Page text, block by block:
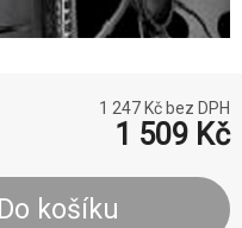
1 247 Kč bez DPH
1 509 Kč
Do košíku